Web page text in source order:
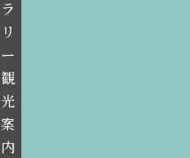
ラ
リ
ー
観
光
案
内